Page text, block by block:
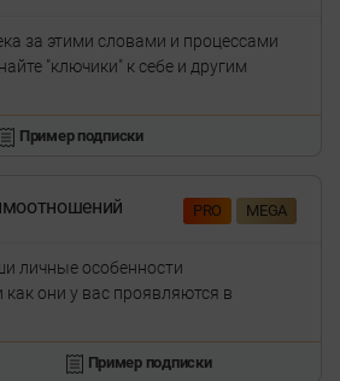
за этими словами и процессами
"ключики" к себе и другим
Пример подписки
PRO MEGA
личные особенности
они у вас проявляются в
Пример подписки